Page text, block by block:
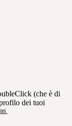
(che è di
dei tuoi